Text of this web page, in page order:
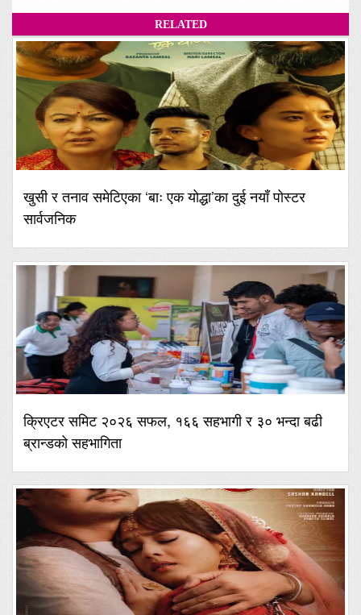
RELATED
खुसी र तनाव समेटिएका ‘बाः एक योद्धा’का दुई नयाँ पोस्टर
सार्वजनिक
क्रिएटर समिट २०२६ सफल, १६६ सहभागी र ३० भन्दा बढी
ब्रान्डको सहभागिता